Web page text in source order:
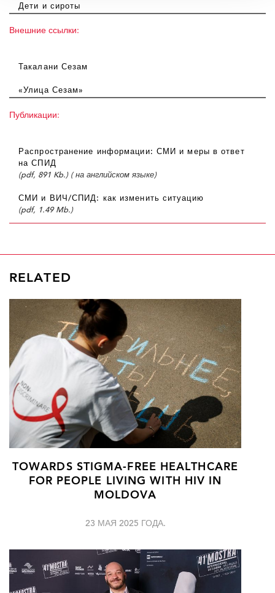
Дети и сироты
Внешние ссылки:
Такалани Сезам
«Улица Сезам»
Публикации:
Распространение информации: СМИ и меры в ответ
на СПИД
(pdf, 891 Kb.) ( на английском языке)
СМИ и ВИЧ/СПИД: как изменить ситуацию
(pdf, 1.49 Mb.)
RELATED
TOWARDS STIGMA-FREE HEALTHCARE
FOR PEOPLE LIVING WITH HIV IN
MOLDOVA
23 МАЯ 2025 ГОДА.